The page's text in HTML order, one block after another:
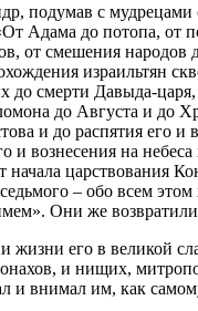
подумав с
Адама до потопа, от
от смешения народов
израильтян
до смерти Давыда-царя,
до Августа и до
и до распятия его и
и вознесения на
начала царствования
– обо всем
Они же
жизни его в великой
и нищих,
и внимал им, как